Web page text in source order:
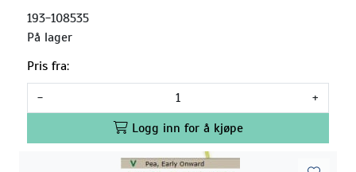
193-108535
På lager
Pris fra:
-
+
Logg inn for å kjøpe